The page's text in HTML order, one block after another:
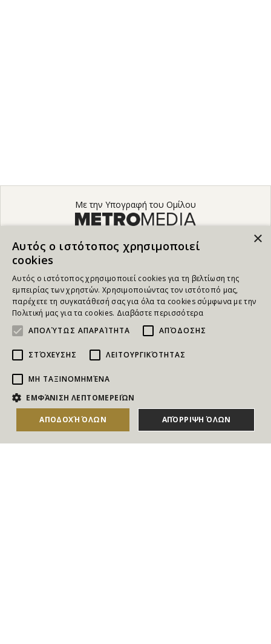
Με την Υπογραφή του Ομίλου
×
Αυτός ο ιστότοπος χρησιμοποιεί
cookies
Αυτός ο ιστότοπος χρησιμοποιεί cookies για τη βελτίωση της
εμπειρίας των χρηστών. Χρησιμοποιώντας τον ιστότοπό μας,
παρέχετε τη συγκατάθεσή σας για όλα τα cookies σύμφωνα με την
Πολιτική μας για τα cookies. Διαβάστε περισσότερα
ΑΠΟΛΎΤΩΣ ΑΠΑΡΑΊΤΗΤΑ
ΑΠΌΔΟΣΗΣ
ΣΤΌΧΕΥΣΗΣ ΛΕΙΤΟΥΡΓΙΚΌΤΗΤΑΣ
ΜΗ ΤΑΞΙΝΟΜΗΜΈΝΑ
ΕΜΦΆΝΙΣΗ ΛΕΠΤΟΜΕΡΕΙΏΝ
ΑΠΟΔΟΧΉ ΌΛΩΝ ΑΠΌΡΡΙΨΗ ΌΛΩΝ